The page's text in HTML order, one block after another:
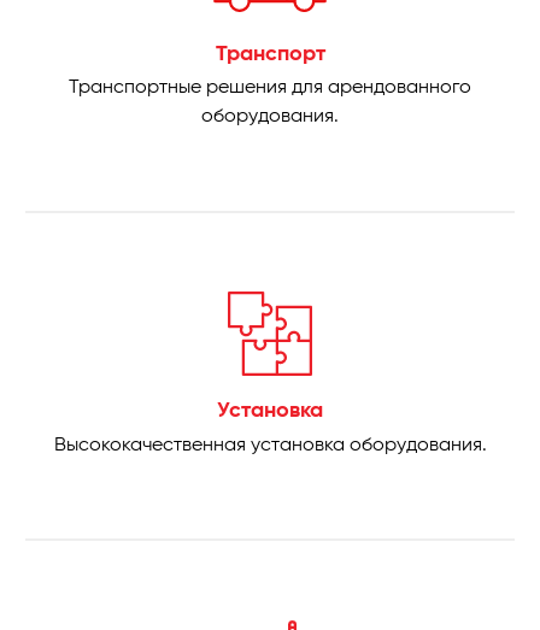
Транспорт
Транспортные решения для арендованного
оборудования.
Установка
Высококачественная установка оборудования.